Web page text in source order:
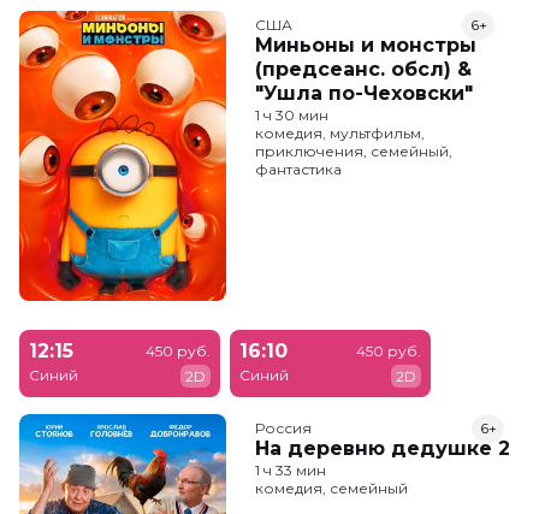
США
Миньоны и монстры
(предсеанс. обсл) &
"Ушла по-Чеховски"
6+
1 ч 30 мин
комедия, мультфильм,
приключения, семейный,
фантастика
12:15
Синий
450 руб.
2D
16:10
Синий
450 руб.
2D
Россия
На деревню дедушке 2
6+
1 ч 33 мин
комедия, семейный